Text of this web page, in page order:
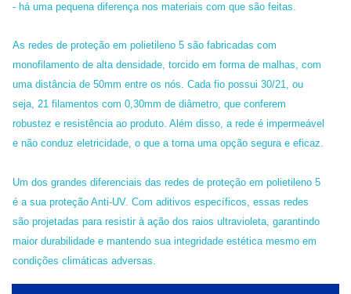
- há uma pequena diferença nos materiais com que são feitas.
As redes de proteção em polietileno 5 são fabricadas com
monofilamento de alta densidade, torcido em forma de malhas, com
uma distância de 50mm entre os nós. Cada fio possui 30/21, ou
seja, 21 filamentos com 0,30mm de diâmetro, que conferem
robustez e resistência ao produto. Além disso, a rede é impermeável
e não conduz eletricidade, o que a torna uma opção segura e eficaz.
Um dos grandes diferenciais das redes de proteção em polietileno 5
é a sua proteção Anti-UV. Com aditivos específicos, essas redes
são projetadas para resistir à ação dos raios ultravioleta, garantindo
maior durabilidade e mantendo sua integridade estética mesmo em
condições climáticas adversas.